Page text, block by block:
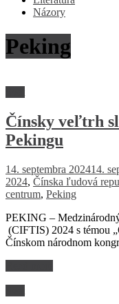
Názory
Peking
Čínsky veľtrh
Pekingu
14. septembra 202414.
2024, Čínska ľudová
centrum, Peking
PEKING –
(CIFTIS) 2024 s témou
Čínskom národnom